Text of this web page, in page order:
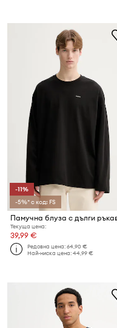
-11%
-5%* с код: FS
Текуща цена:
39,99 €
Редовна цена:64,90 €
Най-ниска цена:44,99 €